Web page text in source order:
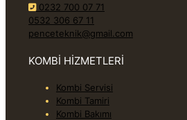
0232 700 07 71
0532 306 67 11
penceteknik@gmail.com
KOMBİ HİZMETLERİ
Kombi Servisi
Kombi Tamiri
Kombi Bakımı